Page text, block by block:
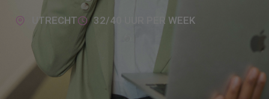
UTRECHT 32/40 UUR PER WEEK